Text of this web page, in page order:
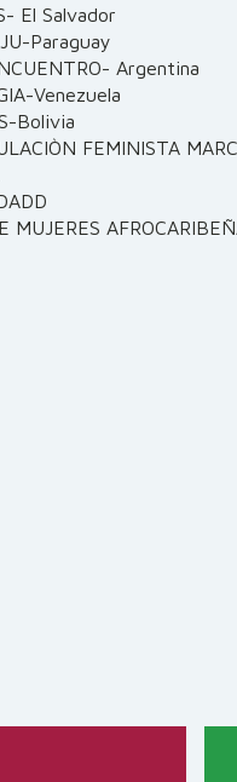
El Salvador
Paraguay
Argentina
Venezuela
Bolivia
FEMINISTA
MUJERES